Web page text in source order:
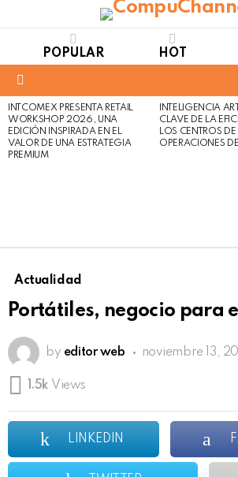
POPULAR HOT
LATEST
STORIES
INTCOMEX PRESENTA RETAIL
WORKSHOP 2026, UNA
EDICIÓN INSPIRADA EN EL
VALOR DE UNA ESTRATEGIA
PREMIUM
INTELIGENCIA
CLAVE DE LA
LOS CENTROS DE
OPERACIONES
Actualidad
Portátiles, negocio para
by editor web noviembre 13,
1.5k Views
LINKEDIN